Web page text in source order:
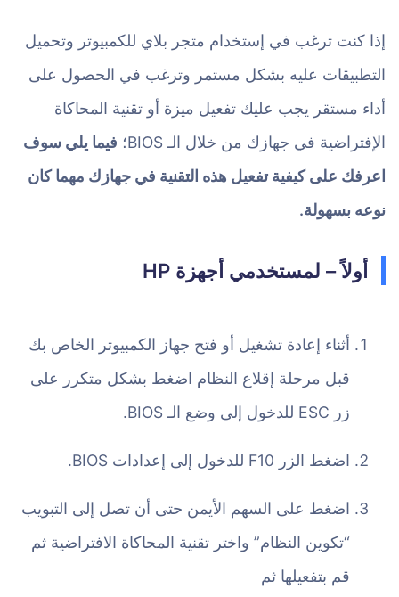
إذا كنت ترغب في إستخدام متجر بلاي للكمبيوتر وتحميل
التطبيقات عليه بشكل مستمر وترغب في الحصول على
أداء مستقر يجب عليك تفعيل ميزة أو تقنية المحاكاة
الإفتراضية في جهازك من خلال الـ BIOS؛
فيما يلي سوف
اعرفك على كيفية تفعيل هذه التقنية في جهازك مهما كان
نوعه بسهولة.
أولاً – لمستخدمي أجهزة HP
أثناء إعادة تشغيل أو فتح جهاز الكمبيوتر الخاص بك
قبل مرحلة إقلاع النظام اضغط بشكل متكرر على
زر ESC للدخول إلى وضع الـ BIOS.
اضغط الزر F10 للدخول إلى إعدادات BIOS.
اضغط على السهم الأيمن حتى أن تصل إلى التبويب
“تكوين النظام” واختر تقنية المحاكاة الافتراضية ثم
قم بتفعيلها ثم